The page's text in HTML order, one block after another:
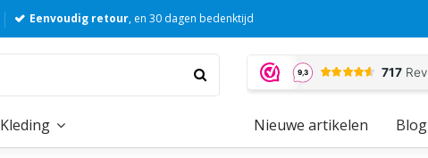
Eenvoudig retour, en 30 dagen bedenktijd
Kleding Blog
Nieuwe artikelen